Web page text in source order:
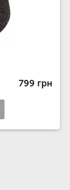
799 грн